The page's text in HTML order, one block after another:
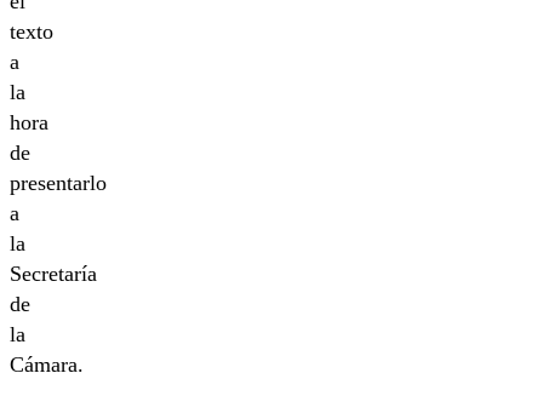
texto
a
la
hora
de
presentarlo
a
la
Secretaría
de
la
Cámara.